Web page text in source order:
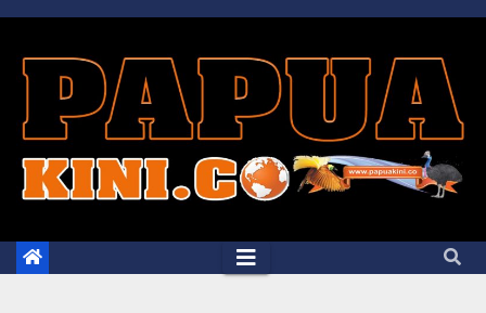
Skip
content